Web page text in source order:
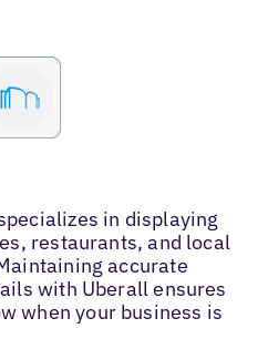
in displaying
restaurants, and local
accurate
with Uberall ensures
when your business is